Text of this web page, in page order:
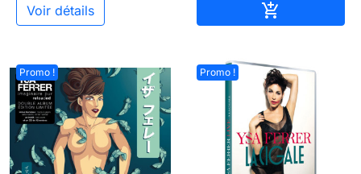
Voir détails 
Promo ! Promo !